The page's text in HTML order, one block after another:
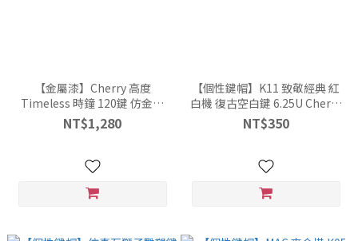
【金屬漆】Cherry 高度
Timeless 時鐘 120鍵 仿金屬
PBT 主題鍵帽
NT$1,280
【個性鍵帽】K11 致敬經典 紅
白機 復古空白鍵 6.25U Cherry
高度鍵帽 造型鍵帽
NT$350